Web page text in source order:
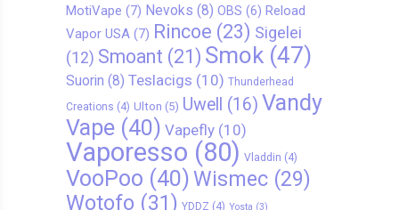
MotiVape (7) Nevoks (8) OBS (6) Reload
Vapor USA(7) Rincoe (23) Sigelei
(12) Smoant (21) Smok(47)
Suorin (8) Teslacigs (10) Thunderhead
Creations (4) Ulton (5) Uwell (16) Vandy
Vape(40) Vapefly(10)
Vaporesso (80) Vladdin (4)
VooPoo (40) Wismec(29)
Wotofo (31) YDDZ (4) Yosta (3)